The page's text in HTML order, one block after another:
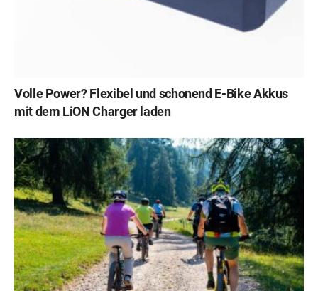
Volle Power? Flexibel und schonend E-Bike Akkus
mit dem LiON Charger laden